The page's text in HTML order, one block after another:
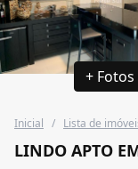
+ Fotos
Inicial / Lista de
LINDO APTO